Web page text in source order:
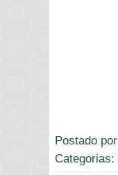
Postado por
Categorias: